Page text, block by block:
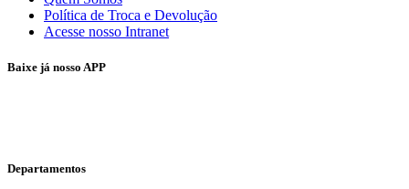
Política de Troca e Devolução
Acesse nosso Intranet
Baixe já nosso APP
Departamentos